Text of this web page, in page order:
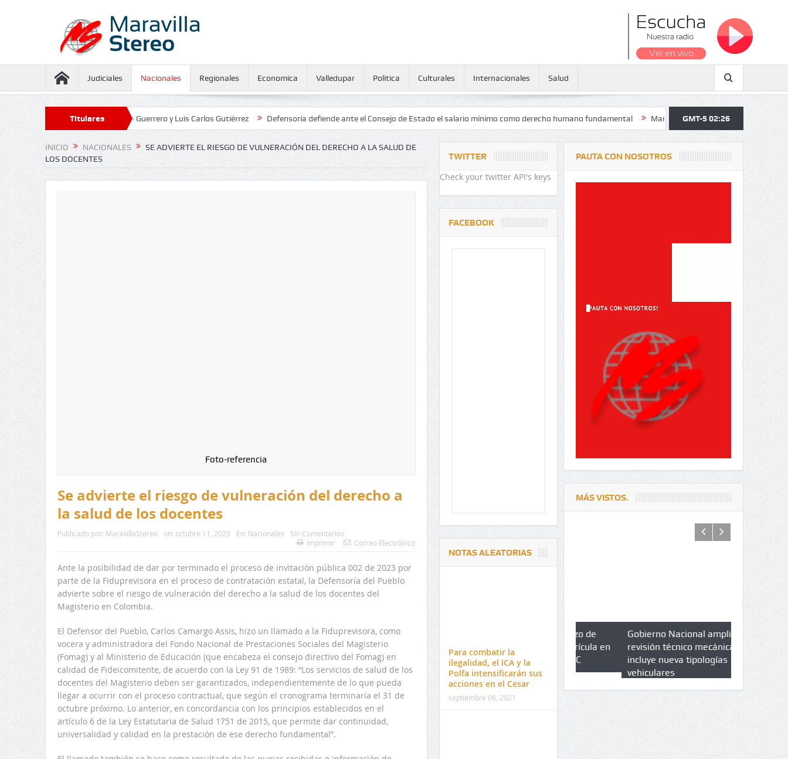
Judiciales Nacionales Regionales Economica Valledupar Politica Culturales Internacionales Salud
Titulares
contra Juliana Guerrero y Luis Carlos Gutiérrez Defensoría defiende ante el Consejo de Estado el salario mínimo como derecho humano fundamental Maratón atendió a más de 38.000 jóvenes y
GMT-5 02:26
INICIO NACIONALES
SE ADVIERTE EL RIESGO DE VULNERACIÓN DEL DERECHO A LA SALUD DE
LOS DOCENTES
Foto-referencia
Se advierte el riesgo de vulneración del derecho a
la salud de los docentes
Publicado por: MaravillaStereo on: octubre 11, 2023 En: Nacionales
Sin Comentarios
Imprimir
Correo Electrónico
Ante la posibilidad de dar por terminado el proceso de invitación pública 002 de 2023 por
parte de la Fiduprevisora en el proceso de contratación estatal, la Defensoría del Pueblo
advierte sobre el riesgo de vulneración del derecho a la salud de los docentes del
Magisterio en Colombia.
El Defensor del Pueblo, Carlos Camargo Assis, hizo un llamado a la Fiduprevisora, como
vocera y administradora del Fondo Nacional de Prestaciones Sociales del Magisterio
(Fomag) y al Ministerio de Educación (que encabeza el consejo directivo del Fomag) en
calidad de Fideicomitente, de acuerdo con la Ley 91 de 1989: “Los servicios de salud de los
docentes del Magisterio deben ser garantizados, independientemente de lo que pueda
llegar a ocurrir con el proceso contractual, que según el cronograma terminaría el 31 de
octubre próximo. Lo anterior, en concordancia con los principios establecidos en el
artículo 6 de la Ley Estatutaria de Salud 1751 de 2015, que permite dar continuidad,
universalidad y calidad en la prestación de ese derecho fundamental”.
TWITTER
Check your twitter API's keys
FACEBOOK
NOTAS ALEATORIAS
Para combatir la
ilegalidad, el ICA y la
Polfa intensificarán sus
acciones en el Cesar
septiembre 06, 2021
PAUTA CON NOSOTROS
MÁS VISTOS.
Delwin Jiménez, nuevo Contralor
Departamental del Cesar
El 17 de enero vence plazo de
venta de pines para matrícula en
preuniversitario de la UPC
Gobierno Nacional amplia
revisión técnico mecánica e
incluye nueva tipologías
vehiculares
Qué es un
cuáles son